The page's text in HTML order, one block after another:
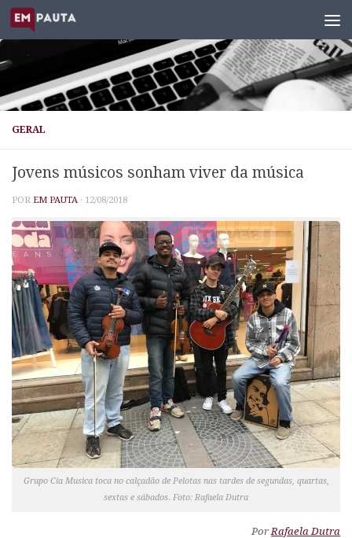
Skip to content
GERAL
Jovens músicos sonham viver da música
POR EM PAUTA · 12/08/2018
Grupo Cia Musica toca no calçadão de Pelotas nas tardes de segundas, quartas,
sextas e sábados. Foto: Rafaela Dutra
Por Rafaela Dutra